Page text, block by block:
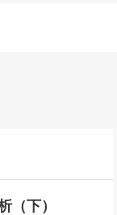
（下）